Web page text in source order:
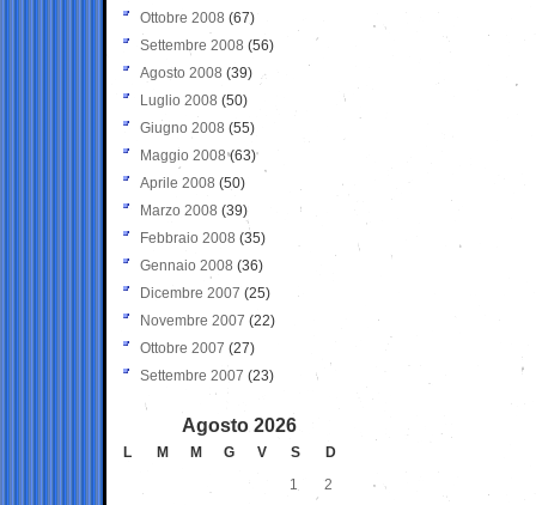
Ottobre 2008 (67)
Settembre 2008 (56)
Agosto 2008 (39)
Luglio 2008 (50)
Giugno 2008 (55)
Maggio 2008(63)
Aprile 2008 (50)
Marzo 2008 (39)
Febbraio 2008 (35)
Gennaio 2008 (36)
Dicembre 2007 (25)
Novembre 2007 (22)
Ottobre 2007 (27)
Settembre 2007 (23)
Agosto 2026
L M M G V S
D
1
2